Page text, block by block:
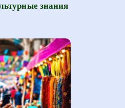
знания